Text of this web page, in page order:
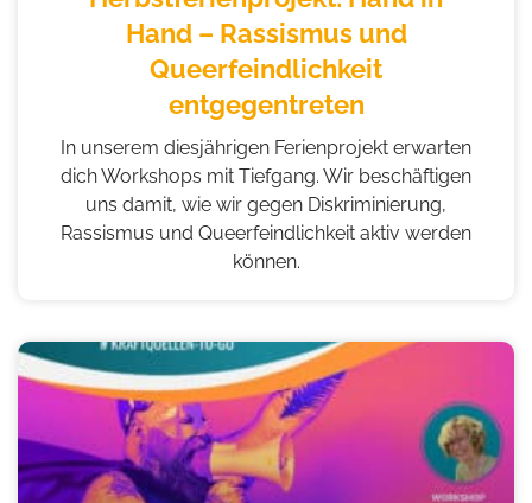
Hand – Rassismus und
Queerfeindlichkeit
entgegentreten
In unserem diesjährigen Ferienprojekt erwarten
dich Workshops mit Tiefgang. Wir beschäftigen
uns damit, wie wir gegen Diskriminierung,
Rassismus und Queerfeindlichkeit aktiv werden
können.